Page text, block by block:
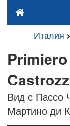
Италия
Вид с Пассо
Мартино ди